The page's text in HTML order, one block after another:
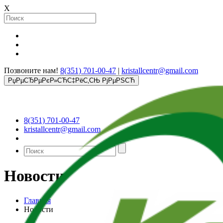
X
Позвоните нам! 8(351) 701-00-47 | kristallcentr@gmail.com
РџРµСЂРµРєР»СЋС‡РёС‚СЊ РјРµРЅСЋ
8(351) 701-00-47
kristallcentr@gmail.com
Новости
Главная
Новости